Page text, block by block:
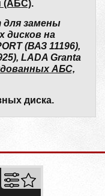
(АБС).
для замены
дисков на
(ВАЗ 11196),
LADA Granta
АБС,
диска.